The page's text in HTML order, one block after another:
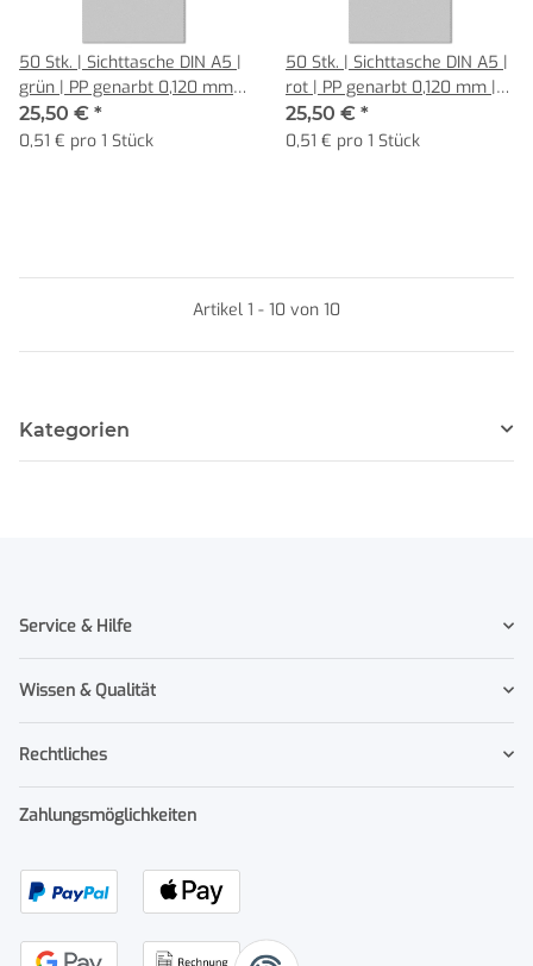
50 Stk. | Sichttasche DIN A5 |
grün | PP genarbt 0,120 mm |
Hochformat mit Klappe
25,50 € *
0,51 € pro 1 Stück
50 Stk. | Sichttasche DIN A5 |
rot | PP genarbt 0,120 mm |
Hochformat mit Klappe
25,50 € *
0,51 € pro 1 Stück
Artikel 1 - 10 von 10
Kategorien
Service & Hilfe
Wissen & Qualität
Rechtliches
Zahlungsmöglichkeiten